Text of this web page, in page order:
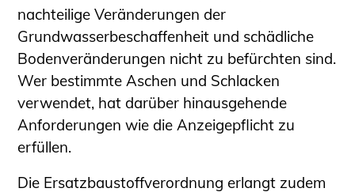
nachteilige Veränderungen der
Grundwasserbeschaffenheit und schädliche
Bodenveränderungen nicht zu befürchten sind.
Wer bestimmte Aschen und Schlacken
verwendet, hat darüber hinausgehende
Anforderungen wie die Anzeigepflicht zu
erfüllen.
Die Ersatzbaustoffverordnung erlangt zudem